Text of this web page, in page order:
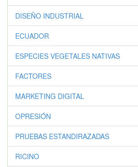
DISEÑO INDUSTRIAL
ECUADOR
ESPECIES VEGETALES NATIVAS
FACTORES
MARKETING DIGITAL
OPRESIÓN
PRUEBAS ESTANDIRAZADAS
RICINO